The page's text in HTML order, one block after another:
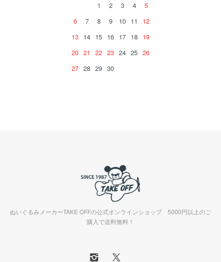
1
2 3 4
5
6
7 8 9 10 11
12
13 14 15 16 17 18 19
20 21 22 23 24 25 26
27 28 29 30
ぬいぐるみメーカーTAKE OFFの公式オンラインショップ 5000円以上のご
購入で送料無料！